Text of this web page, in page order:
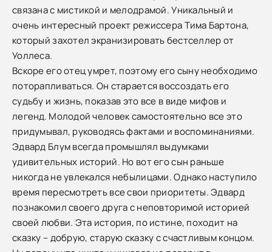
связана с мистикой и мелодрамой. Уникальный и
очень интересный проект режиссера Тима Бартона,
который захотел экранизировать бестселлер от
Уоллеса.
Вскоре его отец умрет, поэтому его сыну необходимо
поторапливаться. Он старается воссоздать его
судьбу и жизнь, показав это все в виде мифов и
легенд. Молодой человек самостоятельно все это
придумывал, руководясь фактами и воспоминаниями.
Эдвард Блум всегда промышлял выдумками
удивительных историй. Но вот его сын раньше
никогда не увлекался небылицами. Однако наступило
время пересмотреть все свои приоритеты. Эдвард
познакомил своего друга с неповторимой историей
своей любви. Эта история, по истине, походит на
сказку – добрую, старую сказку с счастливым концом.